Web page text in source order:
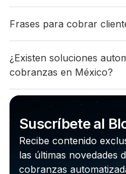
Frases para cobrar
¿Existen soluciones
cobranzas en México?
Suscríbete al
Recibe contenido
las últimas novedades
cobranzas